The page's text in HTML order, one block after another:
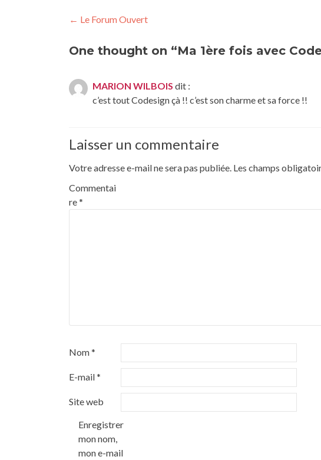
Post
navigation
← Le Forum Ouvert
One thought on “Ma 1ère fois avec
MARION WILBOIS dit :
c’est tout Codesign çà !! c’est son charme et sa force !!
Laisser un commentaire
Votre adresse e-mail ne sera pas publiée. Les champs
Commentai
re*
Nom*
E-mail*
Site web
Enregistrer
mon nom,
mon e-mail